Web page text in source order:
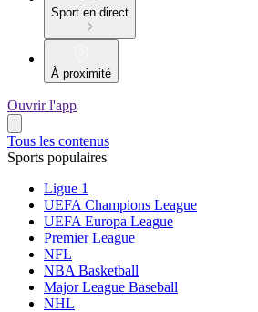
Sport en direct
À proximité
Ouvrir l'app
Tous les contenus
Sports populaires
Ligue 1
UEFA Champions League
UEFA Europa League
Premier League
NFL
NBA Basketball
Major League Baseball
NHL